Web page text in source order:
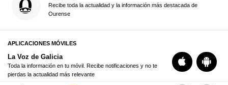
Recibe toda la actualidad y la información más destacada de
Ourense
APLICACIONES MÓVILES
La Voz de Galicia
Toda la información en tu móvil. Recibe notificaciones y no te
pierdas la actualidad más relevante